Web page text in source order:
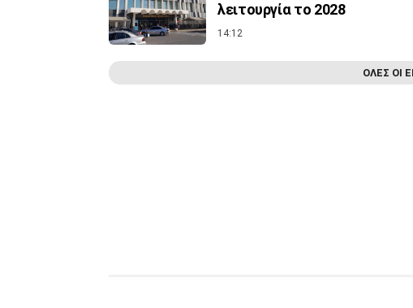
λειτουργία το 2028
14:12
ΟΛΕΣ ΟΙ